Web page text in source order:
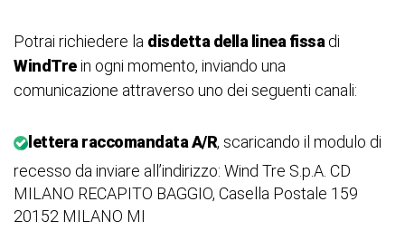
Potrai richiedere la disdetta della linea fissa di
WindTrein ogni momento, inviando una
comunicazione attraverso uno dei seguenti canali:
lettera raccomandata A/R, scaricando il modulo di
recesso da inviare all’indirizzo: Wind Tre S.p.A. CD
MILANO RECAPITO BAGGIO, Casella Postale 159
20152 MILANO MI